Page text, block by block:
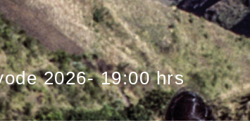
de 2026- 19:00 hrs